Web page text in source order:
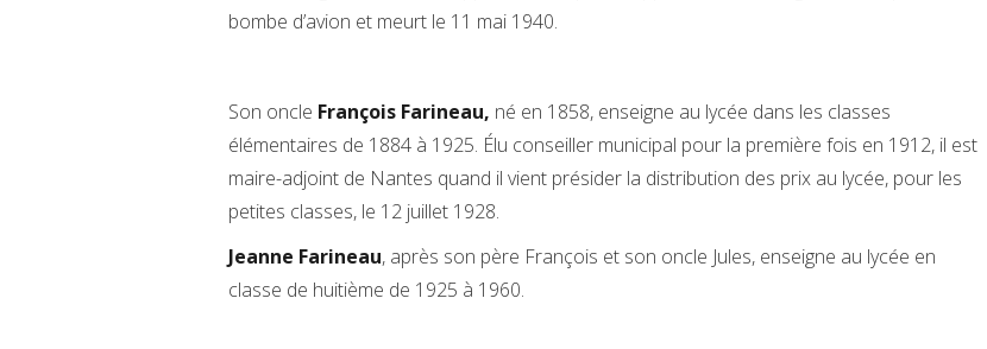
bombe d’avion et meurt le 11 mai 1940.
Son oncle François Farineau, né en 1858, enseigne au lycée dans les classes
élémentaires de 1884 à 1925. Élu conseiller municipal pour la première fois en 1912, il est
maire-adjoint de Nantes quand il vient présider la distribution des prix au lycée, pour les
petites classes, le 12 juillet 1928.
Jeanne Farineau, après son père François et son oncle Jules, enseigne au lycée en
classe de huitième de 1925 à 1960.